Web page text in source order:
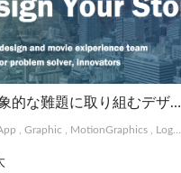
PRISM | 抽象的な難題に取り組むデザインコレクティブ
,Graphic MotionGraphics Logo, Card